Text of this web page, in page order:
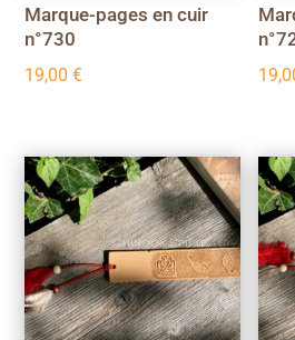
Marque-pages en cuir
n°730
19,00€